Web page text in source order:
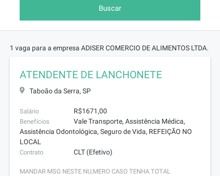
Buscar
1 vaga para a empresa ADISER COMERCIO DE ALIMENTOS LTDA.
ATENDENTE DE LANCHONETE
Taboão da Serra, SP
Salário R$1671,00
Benefícios
Vale Transporte, Assistência Médica,
Assistência Odontológica, Seguro de Vida, REFEIÇÃO NO
LOCAL
Contrato CLT (Efetivo)
MANDAR MSG NESTE NU,MERO CASO TENHA TOTAL